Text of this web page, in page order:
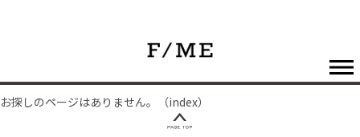
お探しのページはありません。（index）